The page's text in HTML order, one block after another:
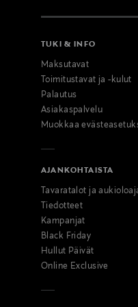
TUKI & INFO
Maksutavat
Toimitustavat ja -kulut
Palautus
Asiakaspalvelu
Muokkaa
AJANKOHTAISTA
Tavaratalot ja
Tiedotteet
Kampanjat
Black Friday
Hullut Päivät
Online Exclusive